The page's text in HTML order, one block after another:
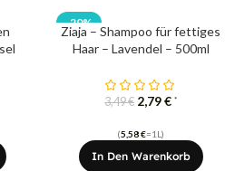
-20%
Ziaja – Shampoo für fettiges
Haar – Lavendel – 500ml
3,49€ 2,79€ *
(5,58€=1L)
In Den Warenkorb